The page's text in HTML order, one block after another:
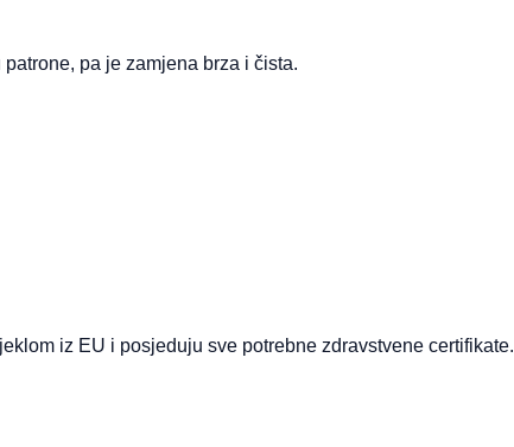
pa je zamjena brza i čista.
iz EU i posjeduju sve potrebne zdravstvene certifikate.